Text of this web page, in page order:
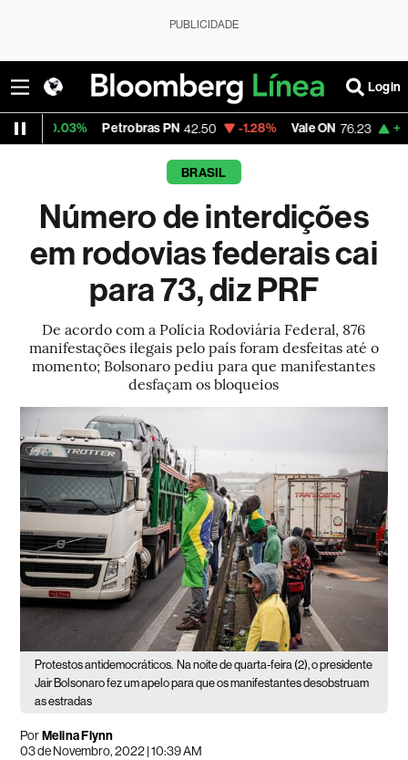
PUBLICIDADE
Login
Petrobras PN 42.50 -1.28% Vale ON 76.23 +2.13% Itaú
BRASIL
Número de interdições
em rodovias federais cai
para 73, diz PRF
De acordo com a Polícia Rodoviária Federal, 876
manifestações ilegais pelo país foram desfeitas até o
momento; Bolsonaro pediu para que manifestantes
desfaçam os bloqueios
Protestos antidemocráticos. Na noite de quarta-feira (2), o presidente
Jair Bolsonaro fez um apelo para que os manifestantes desobstruam
as estradas
PorMelina Flynn
03 de Novembro, 2022 | 10:39 AM